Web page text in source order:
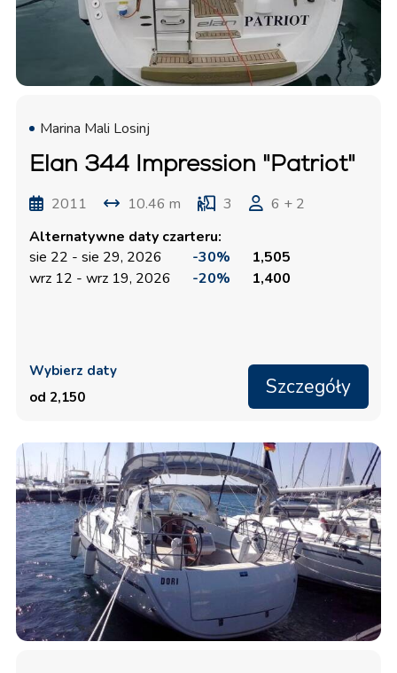
Marina Mali Losinj
Elan 344 Impression "Patriot"
2011 10.46 m 3
6 + 2
Alternatywne daty czarteru:
sie 22 - sie 29, 2026
-30%
1,505
wrz 12 - wrz 19, 2026
-20% 1,400
Wybierz daty
od 2,150
Szczegóły